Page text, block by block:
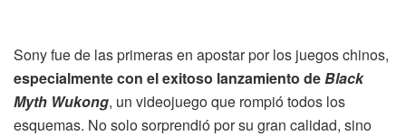
Sony fue de las primeras en apostar por los juegos chinos,
especialmente con el exitoso lanzamiento deBlack
Myth Wukong, un videojuego que rompió todos los
esquemas. No solo sorprendió por su gran calidad, sino